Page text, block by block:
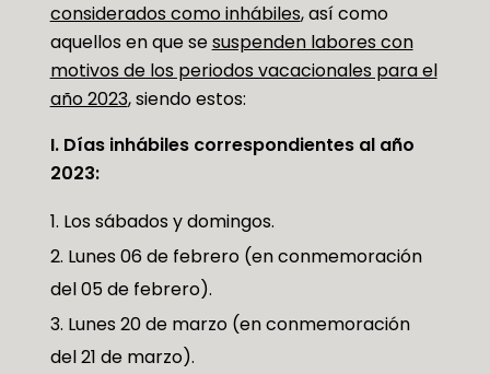
considerados como inhábiles, así como
aquellos en que sesuspenden labores con
motivos de los periodos vacacionales para el
año 2023, siendo estos:
I. Días inhábiles correspondientes al año
2023:
Los sábados y domingos.
Lunes 06 de febrero (en conmemoración
del 05 de febrero).
Lunes 20 de marzo (en conmemoración
del 21 de marzo).